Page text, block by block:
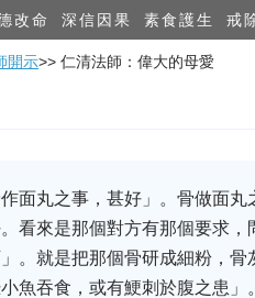
改命 深信因果 素食護生 戒
開示>> 仁清法師：偉大的母愛
作面丸之事，甚好」。骨做面
看來是那個對方有那個要求
。就是把那個骨研成細粉，
魚吞食，或有鯁刺於腹之患